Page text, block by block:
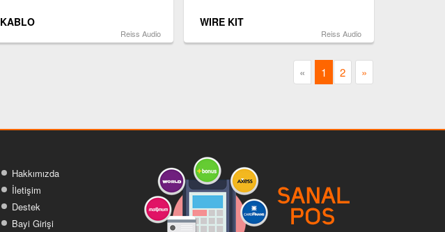
KABLO
Reiss Audio
WIRE KIT
Reiss Audio
« 1 2 »
Hakkımızda
İletişim
Destek
Bayi Girişi